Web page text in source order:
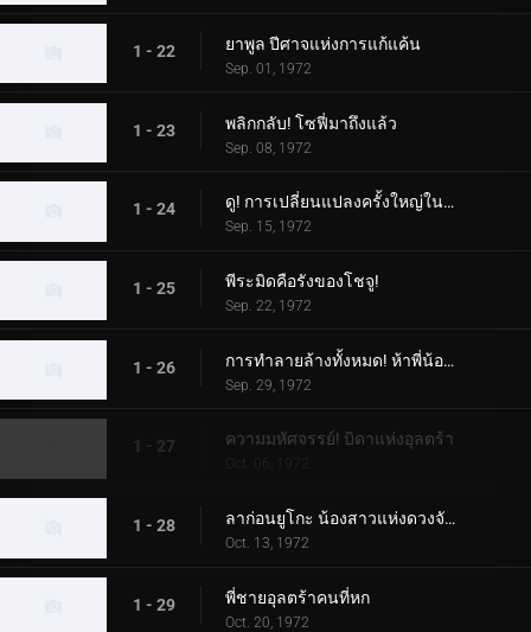
1 - 22 ยาพูล ปีศาจแห่งการแก้แค้น
Sep. 01, 1972
1 - 23 พลิกกลับ! โซฟี่มาถึงแล้ว
Sep. 08, 1972
1 - 24 ดู! การเปลี่ยนแปลงครั้งใหญ่ในตอนกลางคืน
Sep. 15, 1972
1 - 25 พีระมิดคือรังของโชจู!
Sep. 22, 1972
1 - 26 การทำลายล้างทั้งหมด! ห้าพี่น้องอุลตร้า
Sep. 29, 1972
1 - 27 ความมหัศจรรย์! บิดาแห่งอุลตร้า
Oct. 06, 1972
1 - 28 ลาก่อนยูโกะ น้องสาวแห่งดวงจันทร์
Oct. 13, 1972
1 - 29 พี่ชายอุลตร้าคนที่หก
Oct. 20, 1972